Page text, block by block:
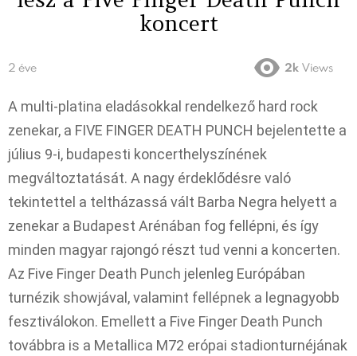
koncert
2 éve 2k Views
A multi-platina eladásokkal rendelkező hard rock
zenekar, a FIVE FINGER DEATH PUNCH bejelentette a
július 9-i, budapesti koncerthelyszínének
megváltoztatását. A nagy érdeklődésre való
tekintettel a teltházassá vált Barba Negra helyett a
zenekar a Budapest Arénában fog fellépni, és így
minden magyar rajongó részt tud venni a koncerten.
Az Five Finger Death Punch jelenleg Európában
turnézik showjával, valamint fellépnek a legnagyobb
fesztiválokon. Emellett a Five Finger Death Punch
továbbra is a Metallica M72 erópai stadionturnéjának